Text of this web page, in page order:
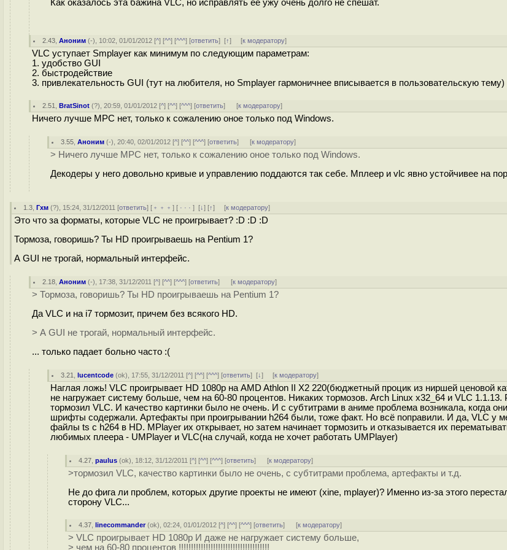
Как оказалось эта бажина VLC, но исправлять ее ужу очень долго не спешат.
2.43 ,Аноним (-), 10:02, 01/01/2012 [^] [^^] [^^^] [ответить][↑] [к модератору]
VLC уступает Smplayer как минимум по следующим параметрам:
1. удобство GUI
2. быстродействие
3. привлекательность GUI (тут на любителя, но Smplayer гармоничнее вписывается в пользовательскую тему)
2.51 ,BratSinot (?), 20:59, 01/01/2012 [^] [^^] [^^^] [ответить] [к модератору]
Ничего лучше MPC нет, только к сожалению оное только под Windows.
3.55 ,Аноним (-), 20:40, 02/01/2012 [^] [^^] [^^^] [ответить] [к модератору]
> Ничего лучше MPC нет, только к сожалению оное только под Windows.
Декодеры у него довольно кривые и управлению поддаются так себе. Мплеер и vlc явно устойчивее на
1.3 ,Гхм (?), 15:24, 31/12/2011 [ответить] [ ﹢﹢﹢] [ · · ·][↓] [↑] [к модератору]
Это что за форматы, которые VLC не проигрывает? :D :D :D
Тормоза, говоришь? Ты HD проигрываешь на Pentium 1?
А GUI не трогай, нормальный интерфейс.
2.18 ,Аноним (-), 17:38, 31/12/2011 [^] [^^] [^^^] [ответить] [к модератору]
> Тормоза, говоришь? Ты HD проигрываешь на Pentium 1?
Да VLC и на i7 тормозит, причем без всякого HD.
> А GUI не трогай, нормальный интерфейс.
... только падает больно часто :(
3.21 ,lucentcode (ok), 17:55, 31/12/2011 [^] [^^] [^^^] [ответить][↓] [к модератору]
Наглая ложь! VLC проигрывает HD 1080p на AMD Athlon II X2 220(бюджетный процик из ниpшей ценовой
не нагружает систему больше, чем на 60-80 процентов. Никаких тормозов. Arch Linux x32_64 и VLC
тормозил VLC. И качество картинки было не очень. И с субтитрами в аниме проблема возникала, когда
шрифты содержали. Артефакты при проигрывании h264 были, тоже факт. Но всё поправили. И да, VLC у
файлы ts c h264 в HD. MPlayer их открывает, но затем начинает тормозить и отказывается их
любимых плеера - UMPlayer и VLC(на случай, когда не хочет работать UMPlayer)
4.27 ,paulus (ok), 18:12, 31/12/2011 [^] [^^] [^^^] [ответить] [к модератору]
>тормозил VLC, качество картинки было не очень, с субтитрами проблема, aртефакты и т.д.
Не до фига ли проблем, которых другие проекты не имеют (xine, mplayer)? Именно из-за этого
сторону VLC...
4.37 ,linecommander(ok), 02:24, 01/01/2012 [^] [^^] [^^^] [ответить] [к модератору]
> VLC проигрывает HD 1080p И даже не нагружает систему больше,
> чем на 60-80 процентов !!!!!!!!!!!!!!!!!!!!!!!!!!!!!!!!!!!!!